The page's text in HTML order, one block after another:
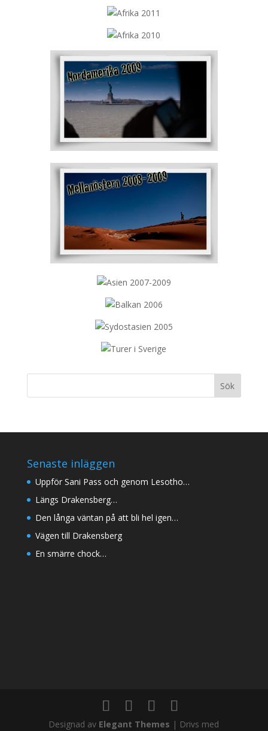
Senaste inläggen
Uppför Sani Pass och genom Lesotho…
Längs Drakensberg…
Den långa väntan på att bli hel igen…
Vägen till Drakensberg
En smärre chock…
Designad av Elegant Themes | Drivs med